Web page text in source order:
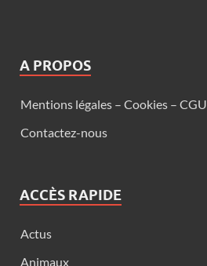
A PROPOS
Mentions légales – Cookies – CGU
Contactez-nous
ACCÈS RAPIDE
Actus
Animaux